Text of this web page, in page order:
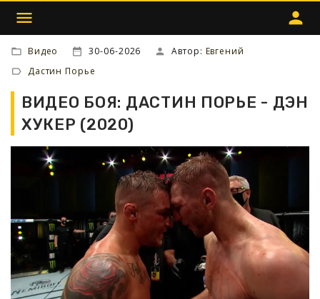
menu person
Видео 30-06-2026 Автор: Евгений
Дастин Порье
ВИДЕО БОЯ: ДАСТИН ПОРЬЕ - ДЭН
ХУКЕР (2020)